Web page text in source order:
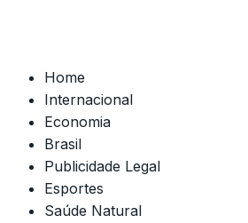
Home
Internacional
Economia
Brasil
Publicidade Legal
Esportes
Saúde Natural